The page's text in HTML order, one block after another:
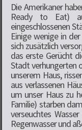
Die Amerikaner
Ready to Eat)
eingeschlossenen
Einige wenige in
sich zusätzlich
das erste Gerücht
Stadt verhungerten
unserem Haus,
aus verlassenen
um unser Haus zu
Familie) starben
verseuchtes
Regenwasser und